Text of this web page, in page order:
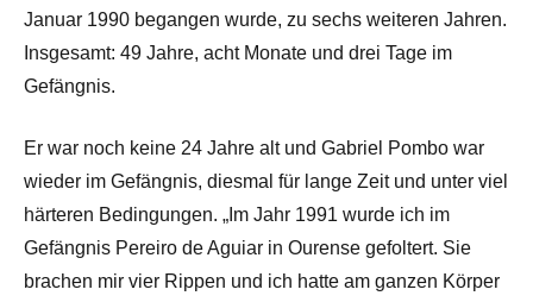
Januar 1990 begangen wurde, zu sechs weiteren Jahren.
Insgesamt: 49 Jahre, acht Monate und drei Tage im
Gefängnis.
Er war noch keine 24 Jahre alt und Gabriel Pombo war
wieder im Gefängnis, diesmal für lange Zeit und unter viel
härteren Bedingungen. „Im Jahr 1991 wurde ich im
Gefängnis Pereiro de Aguiar in Ourense gefoltert. Sie
brachen mir vier Rippen und ich hatte am ganzen Körper